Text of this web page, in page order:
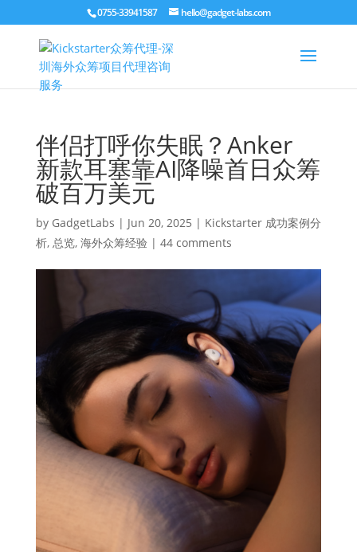
0755-33941587 hello@gadget-labs.com
伴侣打呼你失眠？Anker
新款耳塞靠AI降噪首日众筹
破百万美元
by GadgetLabs | Jun 20, 2025 | Kickstarter 成功案例分
析, 总览, 海外众筹经验| 44 comments